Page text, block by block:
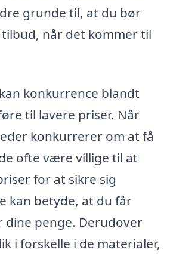
grunde til, at du bør
når det kommer til
konkurrence blandt
til lavere priser. Når
konkurrerer om at få
ofte være villige til at
for at sikre sig
kan betyde, at du får
penge. Derudover
i forskelle i de materialer,